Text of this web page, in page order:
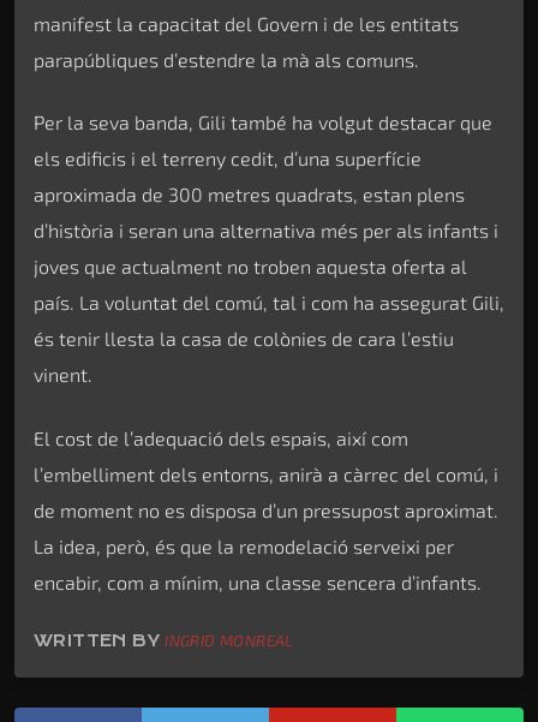
manifest la capacitat del Govern i de les entitats
parapúbliques d’estendre la mà als comuns.
Per la seva banda, Gili també ha volgut destacar que
els edificis i el terreny cedit, d’una superfície
aproximada de 300 metres quadrats, estan plens
d’història i seran una alternativa més per als infants i
joves que actualment no troben aquesta oferta al
país. La voluntat del comú, tal i com ha assegurat Gili,
és tenir llesta la casa de colònies de cara l’estiu
vinent.
El cost de l’adequació dels espais, així com
l’embelliment dels entorns, anirà a càrrec del comú, i
de moment no es disposa d’un pressupost aproximat.
La idea, però, és que la remodelació serveixi per
encabir, com a mínim, una classe sencera d’infants.
WRITTEN BYINGRID MONREAL